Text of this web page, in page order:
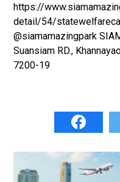
https://
detail/54/
@siamamazingpark
Suansiam RD.,
7200-19